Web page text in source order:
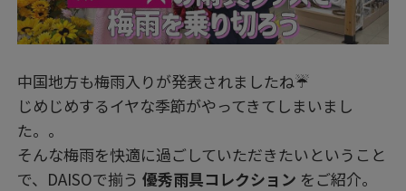
中国地方も梅雨入りが発表されましたね☔
じめじめするイヤな季節がやってきてしまいまし
た。。
そんな梅雨を快適に過ごしていただきたいということ
で、DAISOで揃う優秀雨具コレクション をご紹介。